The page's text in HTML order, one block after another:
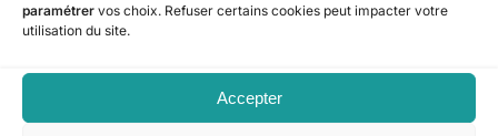
paramétrer vos choix. Refuser certains cookies peut impacter votre
utilisation du site.
Accepter
Produits similaires